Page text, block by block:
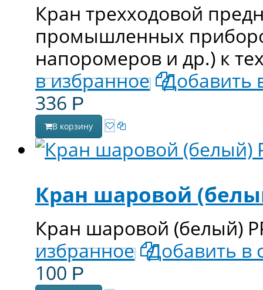
Кран трехходовой
промышленных
напоромеров и др.) к
в избранное Добавить
336 Р
В корзину
Кран шаровой
Кран шаровой (белый)
избранное Добавить в
100 Р